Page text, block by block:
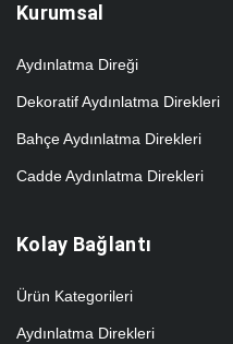
Kurumsal
Aydınlatma Direği
Dekoratif Aydınlatma Direkleri
Bahçe Aydınlatma Direkleri
Cadde Aydınlatma Direkleri
Kolay Bağlantı
Ürün Kategorileri
Aydınlatma Direkleri